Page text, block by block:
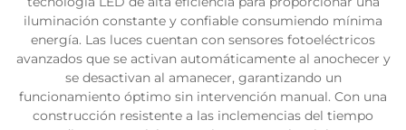
iluminación constante y confiable consumiendo mínima
energía. Las luces cuentan con sensores fotoeléctricos
avanzados que se activan automáticamente al anochecer y
se desactivan al amanecer, garantizando un
funcionamiento óptimo sin intervención manual. Con una
construcción resistente a las inclemencias del tiempo